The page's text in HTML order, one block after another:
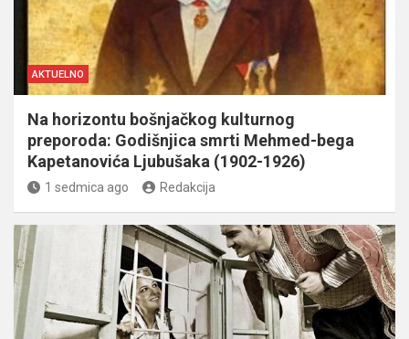
AKTUELNO
Na horizontu bošnjačkog kulturnog
preporoda: Godišnjica smrti Mehmed-bega
Kapetanovića Ljubušaka (1902-1926)
1 sedmica ago Redakcija